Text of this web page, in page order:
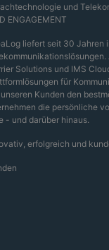
und
ENGAGEMENT
liefert seit 30 Jahren
Solutions und IMS
für
Kunden den
die persönliche
- und darüber hinaus.
erfolgreich und